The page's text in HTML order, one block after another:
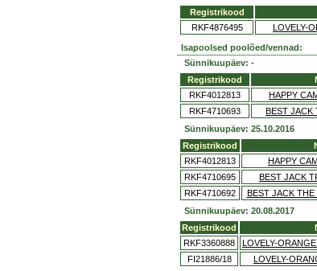
Registrikood
RKF4876495
LOVELY-
Isapoolsed poolõed/vennad:
Sünnikuupäev: -
Registrikood
RKF4012813
HAPPY
RKF4710693
BEST JACK
Sünnikuupäev: 25.10.2016
Registrikood
RKF4012813
HAPPY
RKF4710695
BEST JACK
RKF4710692
BEST JACK
Sünnikuupäev: 20.08.2017
Registrikood
RKF3360888
LOVELY-
FI21886/18
LOVELY-